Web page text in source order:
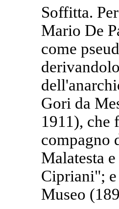
Soffitta.
Mario De
come
Gori da
1911), che
compagno
Malatesta
Cipriani";
Museo